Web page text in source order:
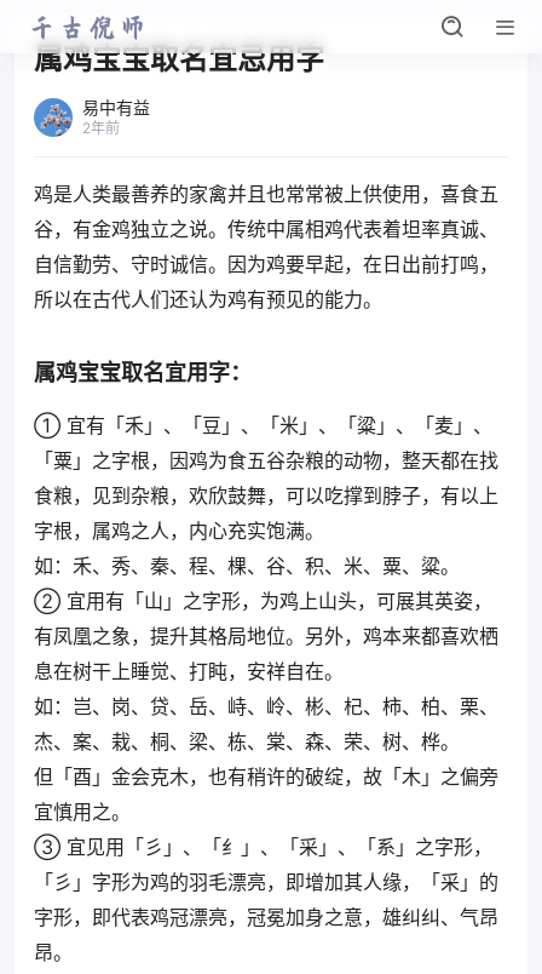
属鸡宝宝取名宜忌用字
易中有益
2年前
鸡是人类最善养的家禽并且也常常被上供使用，喜食五
谷，有金鸡独立之说。传统中属相鸡代表着坦率真诚、
自信勤劳、守时诚信。因为鸡要早起，在日出前打鸣，
所以在古代人们还认为鸡有预见的能力。
属鸡宝宝取名宜用字：
① 宜有「禾」、「豆」、「米」、「粱」、「麦」、
「粟」之字根，因鸡为食五谷杂粮的动物，整天都在找
食粮，见到杂粮，欢欣鼓舞，可以吃撑到脖子，有以上
字根，属鸡之人，内心充实饱满。
如：禾、秀、秦、程、棵、谷、积、米、粟、粱。
② 宜用有「山」之字形，为鸡上山头，可展其英姿，
有凤凰之象，提升其格局地位。另外，鸡本来都喜欢栖
息在树干上睡觉、打盹，安祥自在。
如：岂、岗、贷、岳、峙、岭、彬、杞、柿、柏、栗、
杰、案、栽、桐、梁、栋、棠、森、荣、树、桦。
但「酉」金会克木，也有稍许的破绽，故「木」之偏旁
宜慎用之。
③ 宜见用「彡」、「纟」、「采」、「系」之字形，
「彡」字形为鸡的羽毛漂亮，即增加其人缘，「采」的
字形，即代表鸡冠漂亮，冠冕加身之意，雄纠纠、气昂
昂。